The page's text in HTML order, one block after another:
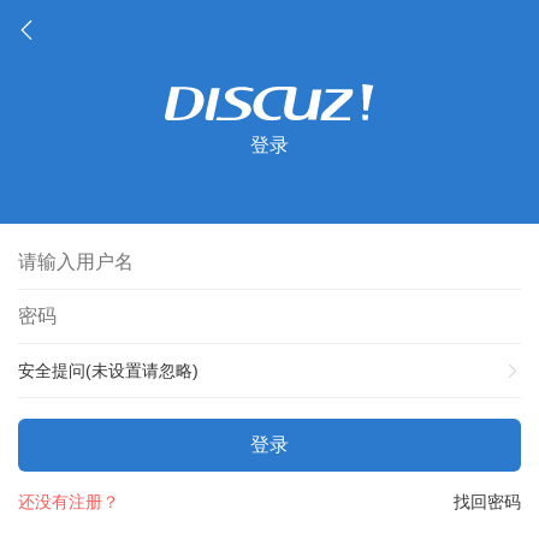
登录
安全提问(未设置请忽略)
登录
找回密码
还没有注册？